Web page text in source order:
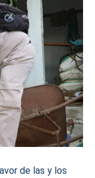
de las y los